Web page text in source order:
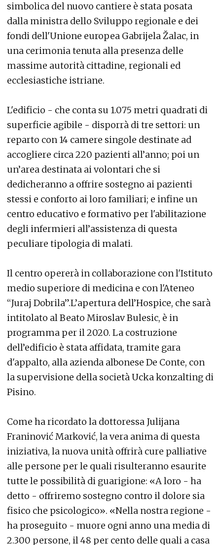
simbolica del nuovo cantiere è stata posata
dalla ministra dello Sviluppo regionale e dei
fondi dell'Unione europea Gabrijela Žalac, in
una cerimonia tenuta alla presenza delle
massime autorità cittadine, regionali ed
ecclesiastiche istriane.
L'edificio - che conta su 1.075 metri quadrati di
superficie agibile - disporrà di tre settori: un
reparto con 14 camere singole destinate ad
accogliere circa 220 pazienti all’anno; poi un
un’area destinata ai volontari che si
dedicheranno a offrire sostegno ai pazienti
stessi e conforto ai loro familiari; e infine un
centro educativo e formativo per l'abilitazione
degli infermieri all’assistenza di questa
peculiare tipologia di malati.
Il centro opererà in collaborazione con l'Istituto
medio superiore di medicina e con l'Ateneo
“Juraj Dobrila”.L’apertura dell’Hospice, che sarà
intitolato al Beato Miroslav Bulesic, è in
programma per il 2020. La costruzione
dell’edificio è stata affidata, tramite gara
d'appalto, alla azienda albonese De Conte, con
la supervisione della società Ucka konzalting di
Pisino.
Come ha ricordato la dottoressa Julijana
Franinović Marković, la vera anima di questa
iniziativa, la nuova unità offrirà cure palliative
alle persone per le quali risulteranno esaurite
tutte le possibilità di guarigione: «A loro - ha
detto - offriremo sostegno contro il dolore sia
fisico che psicologico». «Nella nostra regione -
ha proseguito - muore ogni anno una media di
2.300 persone, il 48 per cento delle quali a casa